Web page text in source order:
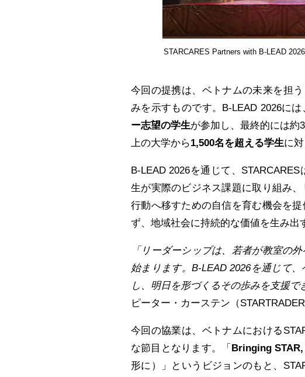
STARCARES Partners with B-LEAD
今回の提携は、ベトナムの未来を担
みを示すものです。B-LEAD 2026に
ー志望の学生が参加し、最終的には約
上の大学から1,500名を超える学生に
B-LEAD 2026を通じて、
生が実際のビジネス課題に取り組み
行動へ移すための自信を育む機会を
ず、地域社会に持続的な価値を生み出
「リーダーシップは、若者が教室の
始まります。 B-LEAD 2026を通じて、
し、明日を形づくるその歩みを支援で
ピーター・カーステン（STARTRADER
今回の協業は、ベトナムにおける
な節目となります。「 Bringing
形に）」というビジョンのもと、